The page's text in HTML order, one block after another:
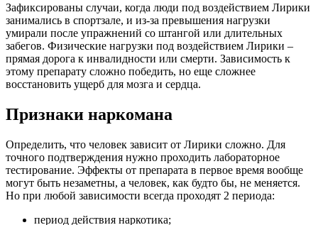
Зафиксированы случаи, когда люди под воздействием Лирики
занимались в спортзале, и из-за превышения нагрузки
умирали после упражнений со штангой или длительных
забегов. Физические нагрузки под воздействием Лирики –
прямая дорога к инвалидности или смерти. Зависимость к
этому препарату сложно победить, но еще сложнее
восстановить ущерб для мозга и сердца.
Признаки наркомана
Определить, что человек зависит от Лирики сложно. Для
точного подтверждения нужно проходить лабораторное
тестирование. Эффекты от препарата в первое время вообще
могут быть незаметны, а человек, как будто бы, не меняется.
Но при любой зависимости всегда проходят 2 периода:
период действия наркотика;